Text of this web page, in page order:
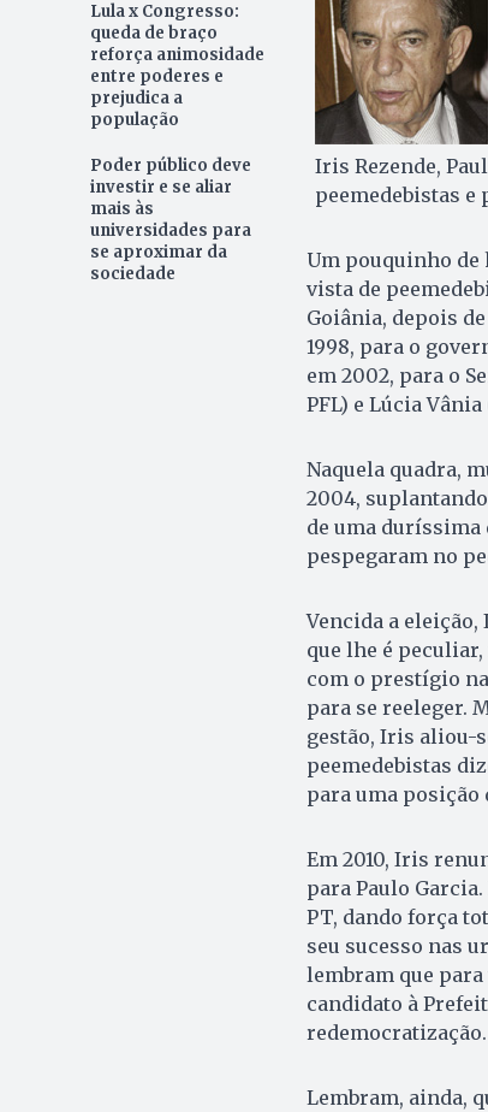
Lula x Congresso:
queda de braço
reforça animosidade
entre poderes e
prejudica a
população
Poder público deve
investir e se aliar
mais às
universidades para
se aproximar da
sociedade
Iris Rezende,
peemedebistas e
Um pouquinho de
vista de
Goiânia, depois
1998, para o
em 2002, para o
PFL) e Lúcia Vânia
Naquela quadra,
2004,
de uma duríssima
pespegaram no
Vencida a
que lhe é
com o prestígio
para se reeleger.
gestão, Iris aliou-
peemedebistas
para uma posição
Em 2010, Iris
para Paulo
PT, dando força
seu sucesso nas
lembram que
candidato à
redemocratização.
Lembram, ainda,